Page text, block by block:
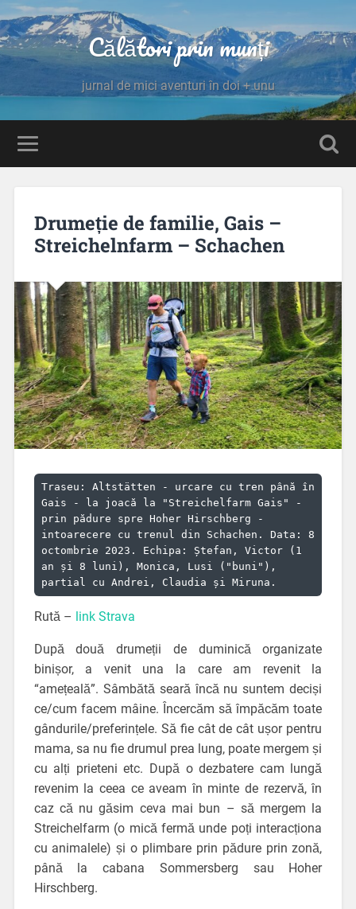
Călători prin munți
jurnal de mici aventuri în doi + unu
Drumeție de familie, Gais –
Streichelnfarm – Schachen
Traseu: Altstätten - urcare cu tren până în
Gais - la joacă la "Streichelfarm Gais" -
prin pădure spre Hoher Hirschberg -
intoarecere cu trenul din Schachen. Data: 8
octombrie 2023. Echipa: Ștefan, Victor (1
an și 8 luni), Monica, Lusi ("buni"),
partial cu Andrei, Claudia și Miruna.
Rută – link Strava
După două drumeții de duminică organizate
binișor, a venit una la care am revenit la
“amețeală”. Sâmbătă seară încă nu suntem deciși
ce/cum facem mâine. Încercăm să împăcăm toate
gândurile/preferințele. Să fie cât de cât ușor pentru
mama, sa nu fie drumul prea lung, poate mergem și
cu alți prieteni etc. După o dezbatere cam lungă
revenim la ceea ce aveam în minte de rezervă, în
caz că nu găsim ceva mai bun – să mergem la
Streichelfarm (o mică fermă unde poți interacționa
cu animalele) și o plimbare prin pădure prin zonă,
până la cabana Sommersberg sau Hoher
Hirschberg.